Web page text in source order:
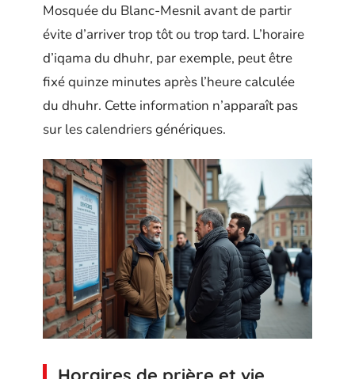
Mosquée du Blanc-Mesnil avant de partir
évite d’arriver trop tôt ou trop tard. L’horaire
d’iqama du dhuhr, par exemple, peut être
fixé quinze minutes après l’heure calculée
du dhuhr. Cette information n’apparaît pas
sur les calendriers génériques.